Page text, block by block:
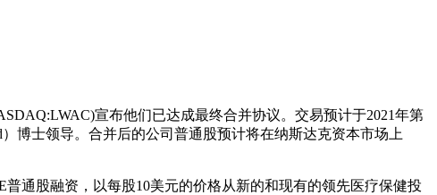
宣布他们已达成最终合并协议。交易预计于2021年第
）博士领导。合并后的公司普通股预计将在纳斯达克资本市场上
通股融资，以每股10美元的价格从新的和现有的领先医疗保健投